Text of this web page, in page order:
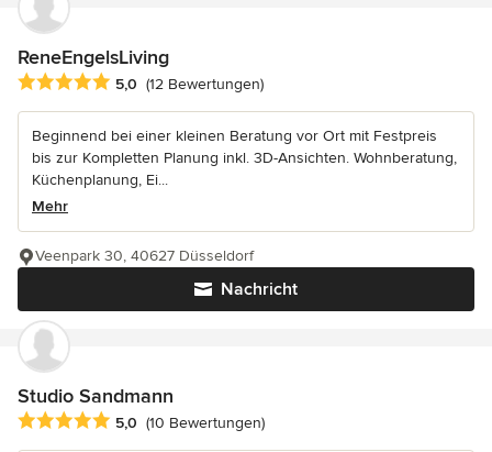
ReneEngelsLiving
Durchschnittliche Bewertung: 5 von 5 Sternen
5,0 (12 Bewertungen)
Beginnend bei einer kleinen Beratung vor Ort mit Festpreis
bis zur Kompletten Planung inkl. 3D-Ansichten. Wohnberatung,
Küchenplanung, Ei...
Mehr
Nachricht
Veenpark 30, 40627 Düsseldorf
Studio Sandmann
Durchschnittliche Bewertung: 5 von 5 Sternen
5,0 (10 Bewertungen)